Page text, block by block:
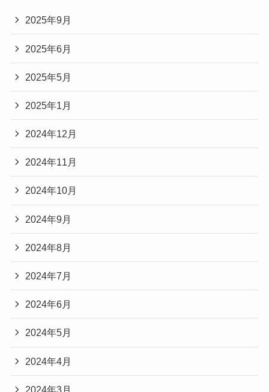
2025年9月
2025年6月
2025年5月
2025年1月
2024年12月
2024年11月
2024年10月
2024年9月
2024年8月
2024年7月
2024年6月
2024年5月
2024年4月
2024年3月